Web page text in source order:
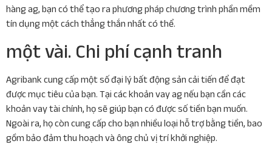
hàng ag, bạn có thể tạo ra phương pháp chương trình phần mềm
tín dụng một cách thẳng thắn nhất có thể.
một vài. Chi phí cạnh tranh
Agribank cung cấp một số đại lý bất động sản cải tiến để đạt
được mục tiêu của bạn. Tại các khoản vay ag nếu bạn cần các
khoản vay tài chính, họ sẽ giúp bạn có được số tiền bạn muốn.
Ngoài ra, họ còn cung cấp cho bạn nhiều loại hỗ trợ bằng tiền, bao
gồm bảo đảm thu hoạch và ông chủ vị trí khởi nghiệp.